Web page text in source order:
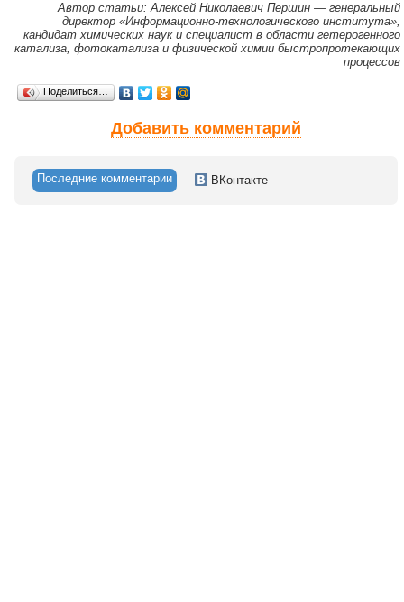
Автор статьи: Алексей Николаевич Першин — генеральный
директор «Информационно-технологического института»,
кандидат химических наук и специалист в области гетерогенного
катализа, фотокатализа и физической химии быстропротекающих
процессов
Поделиться…
Добавить комментарий
Последние комментарии ВКонтакте